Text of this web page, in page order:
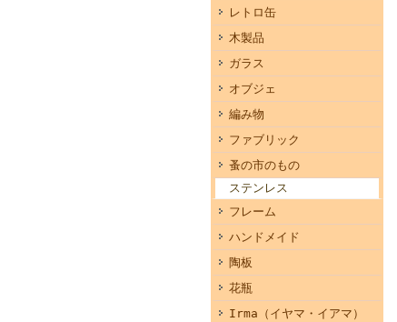
レトロ缶
木製品
ガラス
オブジェ
編み物
ファブリック
蚤の市のもの
ステンレス
フレーム
ハンドメイド
陶板
花瓶
Irma（イヤマ・イアマ）